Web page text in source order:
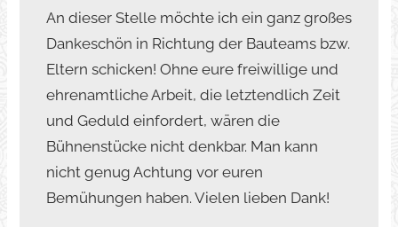
An dieser Stelle möchte ich ein ganz großes
Dankeschön in Richtung der Bauteams bzw.
Eltern schicken! Ohne eure freiwillige und
ehrenamtliche Arbeit, die letztendlich Zeit
und Geduld einfordert, wären die
Bühnenstücke nicht denkbar. Man kann
nicht genug Achtung vor euren
Bemühungen haben. Vielen lieben Dank!